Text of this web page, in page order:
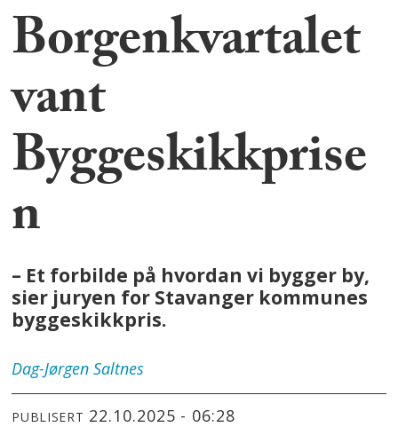
Borgenkvartalet
vant
Byggeskikkprise
n
– Et forbilde på hvordan vi bygger by,
sier juryen for Stavanger kommunes
byggeskikkpris.
Dag-Jørgen Saltnes
PUBLISERT 22.10.2025 - 06:28